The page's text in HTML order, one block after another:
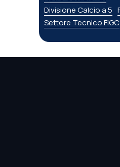
Divisione Calcio a 5
Settore Tecnico FIGC